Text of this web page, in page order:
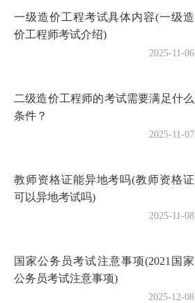
一级造价工程考试具体内容(一级造
价工程师考试介绍)
2025-11-06
二级造价工程师的考试需要满足什么
条件？
2025-11-07
教师资格证能异地考吗(教师资格证
可以异地考试吗)
2025-11-08
国家公务员考试注意事项(2021国家
公务员考试注意事项)
2025-12-08